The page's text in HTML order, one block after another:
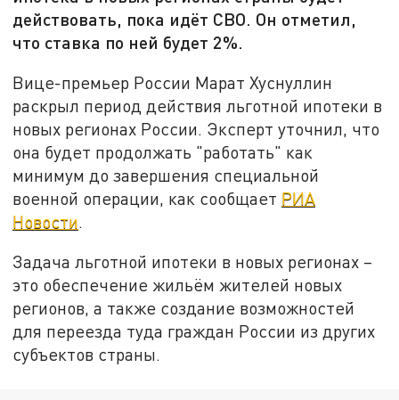
действовать, пока идёт СВО. Он отметил,
что ставка по ней будет 2%.
Вице-премьер России Марат Хуснуллин
раскрыл период действия льготной ипотеки в
новых регионах России. Эксперт уточнил, что
она будет продолжать "работать" как
минимум до завершения специальной
военной операции, как сообщает РИА
Новости.
Задача льготной ипотеки в новых регионах –
это обеспечение жильём жителей новых
регионов, а также создание возможностей
для переезда туда граждан России из других
субъектов страны.